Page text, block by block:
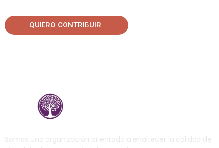
QUIERO CONTRIBUIR